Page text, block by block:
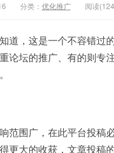
分类： 优化推广 阅读
道，这是一个不容错过
论坛的推广、有的则专
范围广，在此平台投稿
更大的收获，文章投稿